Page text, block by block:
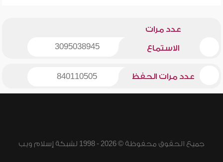
عدد مرات
الاستماع 3095038945
عدد مرات الحفظ 840110505
جميع الحقوق محفوظة © 2026 - 1998 لشبكة إسلام ويب